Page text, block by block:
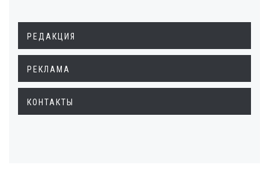
РЕДАКЦИЯ
РЕКЛАМА
КОНТАКТЫ